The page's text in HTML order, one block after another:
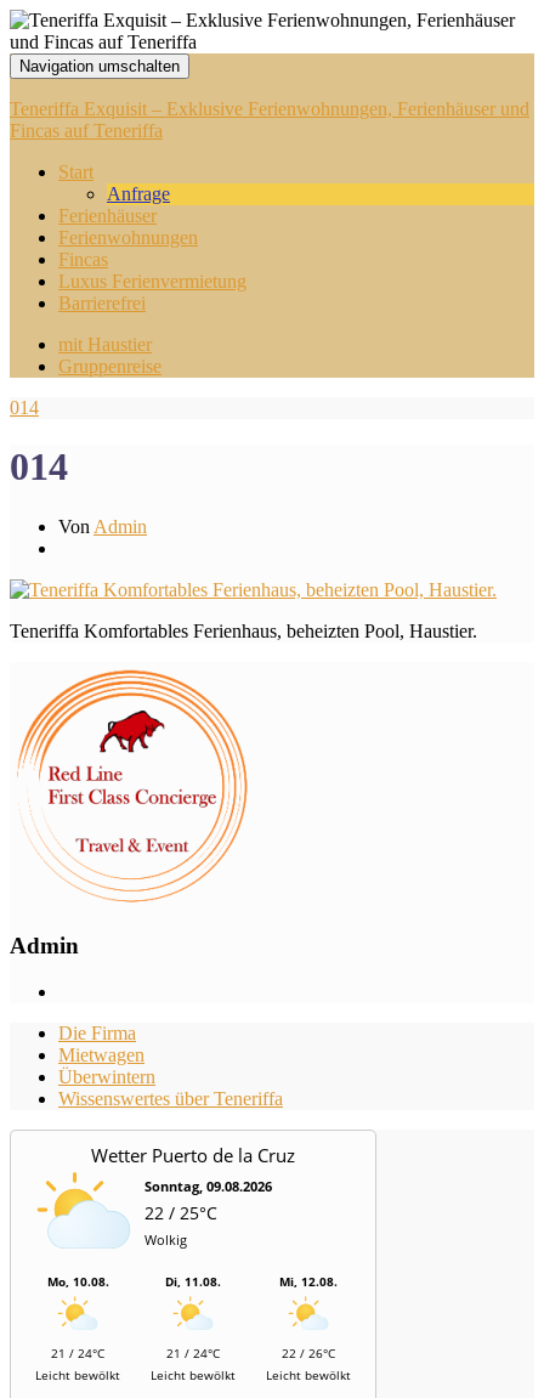
Navigation umschalten
Teneriffa Exquisit – Exklusive Ferienwohnungen, Ferienhäuser und
Fincas auf Teneriffa
Start
Anfrage
Ferienhäuser
Ferienwohnungen
Fincas
Luxus Ferienvermietung
Barrierefrei
mit Haustier
Gruppenreise
014
014
Von Admin
Teneriffa Komfortables Ferienhaus, beheizten Pool, Haustier.
Admin
Die Firma
Mietwagen
Überwintern
Wissenswertes über Teneriffa
Wetter Puerto de la Cruz
Sonntag, 09.08.2026
22 / 25°C
Wolkig
Mo, 10.08.
21 / 24°C
Leicht bewölkt
Di, 11.08.
21 / 24°C
Leicht bewölkt
Mi, 12.08.
22 / 26°C
Leicht bewölkt